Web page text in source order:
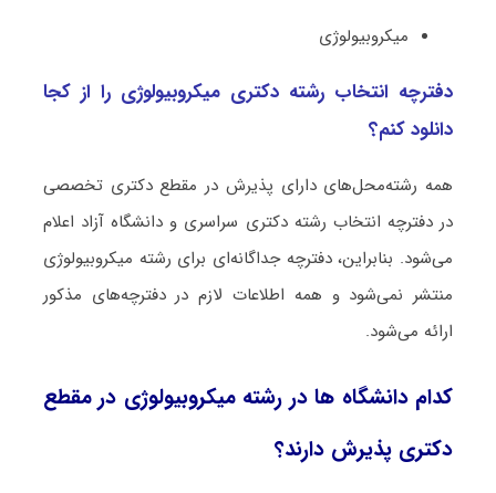
ﻣﻴﻜﺮوﺑﻴﻮﻟﻮژی
دفترچه انتخاب رشته دکتری ﻣﻴﻜﺮوﺑﻴﻮﻟﻮژی را از کجا
دانلود کنم؟
همه رشته‌محل‌های دارای پذیرش در مقطع دکتری تخصصی
در دفترچه انتخاب رشته دکتری سراسری و دانشگاه آزاد اعلام
می‌شود. بنابراین، دفترچه جداگانه‌ای برای رشته ﻣﻴﻜﺮوﺑﻴﻮﻟﻮژی
منتشر نمی‌شود و همه اطلاعات لازم در دفترچه‌های مذکور
ارائه می‌شود.
کدام دانشگاه ها در رشته ﻣﻴﻜﺮوﺑﻴﻮﻟﻮژی در مقطع
دکتری پذیرش دارند؟